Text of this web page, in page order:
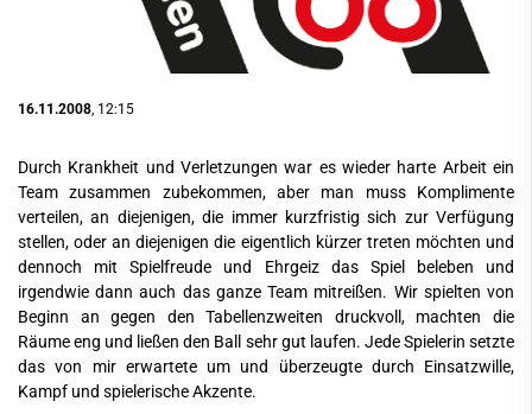
16.11.2008 , 12:15
Durch Krankheit und Verletzungen war es wieder harte Arbeit ein
Team zusammen zubekommen, aber man muss Komplimente
verteilen, an diejenigen, die immer kurzfristig sich zur Verfügung
stellen, oder an diejenigen die eigentlich kürzer treten möchten und
dennoch mit Spielfreude und Ehrgeiz das Spiel beleben und
irgendwie dann auch das ganze Team mitreißen. Wir spielten von
Beginn an gegen den Tabellenzweiten druckvoll, machten die
Räume eng und ließen den Ball sehr gut laufen. Jede Spielerin setzte
das von mir erwartete um und überzeugte durch Einsatzwille,
Kampf und spielerische Akzente.